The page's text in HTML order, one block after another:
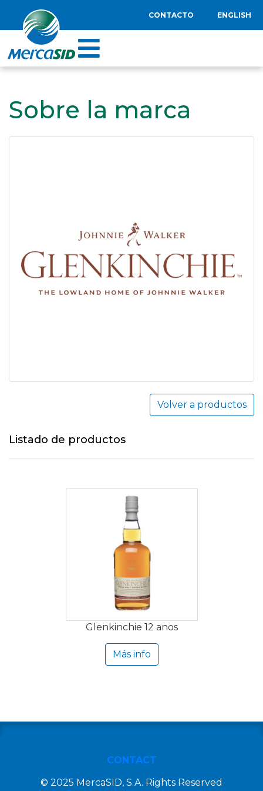
CONTACTO ENGLISH
Sobre la marca
Volver a productos
Listado de productos
Glenkinchie 12 anos
Más info
CONTACT
© 2025 MercaSID, S.A. Rights Reserved